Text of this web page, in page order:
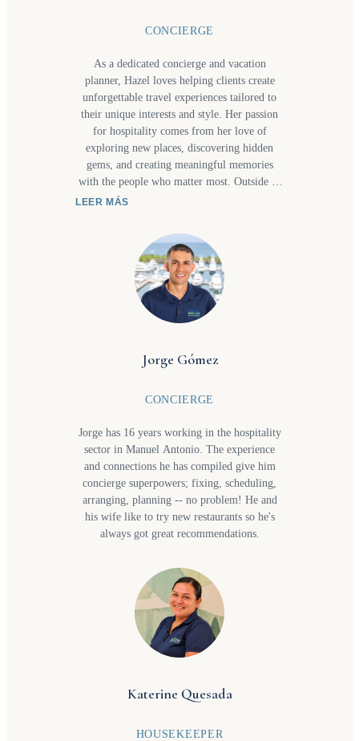
CONCIERGE
As a dedicated concierge and vacation
planner, Hazel loves helping clients create
unforgettable travel experiences tailored to
their unique interests and style. Her passion
for hospitality comes from her love of
exploring new places, discovering hidden
gems, and creating meaningful memories
with the people who matter most. Outside of
work, you’ll often find her visiting waterfalls
new restaurants together as they share a love
for great food and new culinary experiences.
These adventures inspire the personalized
recommendations and thoughtful service she
bring to every client's itinerary. Whether
planning a relaxing getaway, a family
memorable, and full of special moments.
LEER MÁS
Jorge Gómez
CONCIERGE
Jorge has 16 years working in the hospitality
sector in Manuel Antonio. The experience
and connections he has compiled give him
concierge superpowers; fixing, scheduling,
arranging, planning -- no problem! He and
his wife like to try new restaurants so he's
always got great recommendations.
Katerine Quesada
HOUSEKEEPER